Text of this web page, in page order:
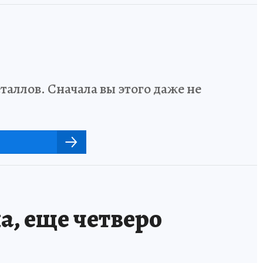
Сначала вы этого даже не
еще четверо